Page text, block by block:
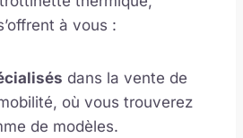
à vous :
dans la vente de
où vous trouverez
de modèles.